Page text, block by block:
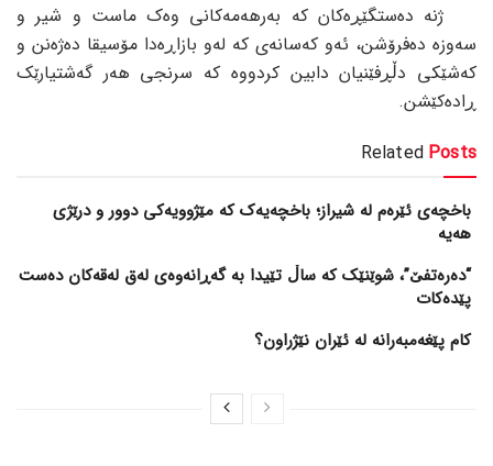
ژنە دەستگێڕەکان کە بەرهەمەکانی وەک ماست و شیر و
سەوزە دەفرۆشن، ئەو کەسانەی کە لەو بازاڕەدا مۆسیقا دەژەنن و
کەشێکی دڵڕفێنیان دابین کردووە کە سرنجی هەر گەشتیارێک
ڕادەکێشن.
Related Posts
باخچەی ئێرەم لە شیراز؛ باخچەیەک کە مێژوویەکی دوور و درێژی
هەیە
“دەرەتفێ”، شوێنێک کە ساڵ تێیدا بە گەڕانەوەی لەق لەقەکان دەست
پێدەکات
کام پێغەمبەرانە لە ئێران نێژراون؟